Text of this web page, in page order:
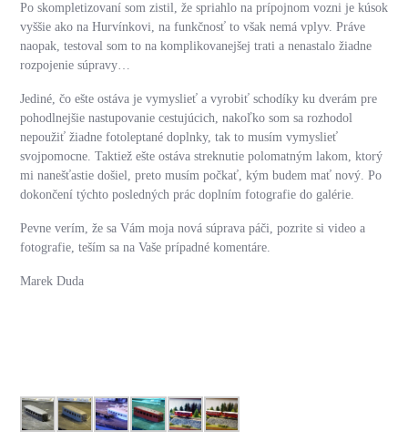
Po skompletizovaní som zistil, že spriahlo na prípojnom vozni je kúsok
vyššie ako na Hurvínkovi, na funkčnosť to však nemá vplyv. Práve
naopak, testoval som to na komplikovanejšej trati a nenastalo žiadne
rozpojenie súpravy…
Jediné, čo ešte ostáva je vymyslieť a vyrobiť schodíky ku dverám pre
pohodlnejšie nastupovanie cestujúcich, nakoľko som sa rozhodol
nepoužiť žiadne fotoleptané doplnky, tak to musím vymyslieť
svojpomocne. Taktiež ešte ostáva streknutie polomatným lakom, ktorý
mi nanešťastie došiel, preto musím počkať, kým budem mať nový. Po
dokončení týchto posledných prác doplním fotografie do galérie.
Pevne verím, že sa Vám moja nová súprava páči, pozrite si video a
fotografie, teším sa na Vaše prípadné komentáre.
Marek Duda